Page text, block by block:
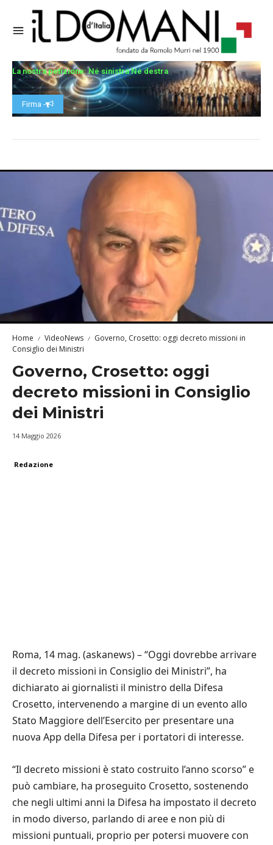
La nostra petizione: Né sinistra Né destra
Firma -
Home VideoNews
Governo, Crosetto: oggi decreto missioni in
Consiglio dei Ministri
Governo, Crosetto: oggi
decreto missioni in Consiglio
dei Ministri
14 Maggio 2026
Redazione
Roma, 14 mag. (askanews) – “Oggi dovrebbe arrivare
il decreto missioni in Consiglio dei Ministri”, ha
dichiarato ai giornalisti il ministro della Difesa
Crosetto, intervenendo a margine di un evento allo
Stato Maggiore dell’Esercito per presentare una
nuova App della Difesa per i portatori di interesse.
“Il decreto missioni è stato costruito l’anno scorso” e
può cambiare, ha proseguito Crosetto, sostenendo
che negli ultimi anni la Difesa ha impostato il decreto
in modo diverso, parlando di aree e non più di
missioni puntuali, proprio per potersi muovere con